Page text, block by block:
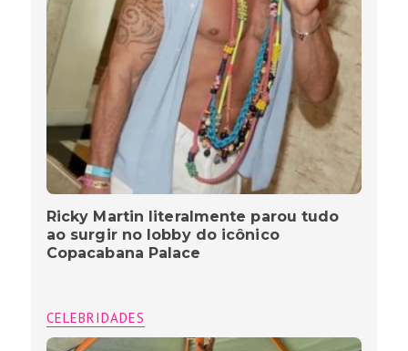
Ricky Martin literalmente parou tudo
ao surgir no lobby do icônico
Copacabana Palace
CELEBRIDADES